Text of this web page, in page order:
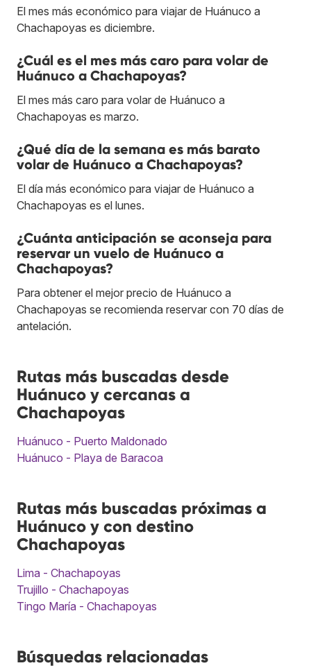
El mes más económico para viajar de Huánuco a
Chachapoyas es diciembre.
¿Cuál es el mes más caro para volar de
Huánuco a Chachapoyas?
El mes más caro para volar de Huánuco a
Chachapoyas es marzo.
¿Qué día de la semana es más barato
volar de Huánuco a Chachapoyas?
El día más económico para viajar de Huánuco a
Chachapoyas es el lunes.
¿Cuánta anticipación se aconseja para
reservar un vuelo de Huánuco a
Chachapoyas?
Para obtener el mejor precio de Huánuco a
Chachapoyas se recomienda reservar con 70 días de
antelación.
Rutas más buscadas desde
Huánuco y cercanas a
Chachapoyas
Huánuco - Puerto Maldonado
Huánuco - Playa de Baracoa
Rutas más buscadas próximas a
Huánuco y con destino
Chachapoyas
Lima - Chachapoyas
Trujillo - Chachapoyas
Tingo María - Chachapoyas
Búsquedas relacionadas